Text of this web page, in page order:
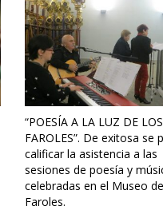
“POESÍA A LA LUZ DE LOS
FAROLES”. De exitosa se
calificar la asistencia a las
sesiones de poesía y
celebradas en el Museo
Faroles.